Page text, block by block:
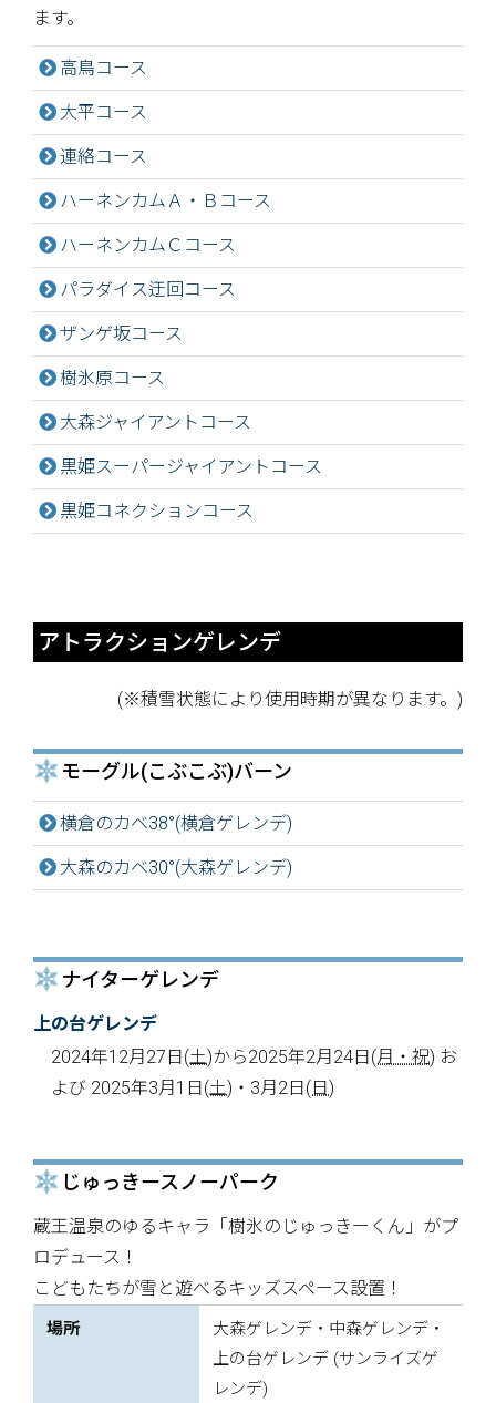
ます。
高鳥コース
大平コース
連絡コース
ハーネンカムＡ・Ｂコース
ハーネンカムＣコース
パラダイス迂回コース
ザンゲ坂コース
樹氷原コース
大森ジャイアントコース
黒姫スーパージャイアントコース
黒姫コネクションコース
アトラクションゲレンデ
(※積雪状態により使用時期が異なります。)
モーグル(こぶこぶ)バーン
横倉のカベ38°(横倉ゲレンデ)
大森のカベ30°(大森ゲレンデ)
ナイターゲレンデ
上の台ゲレンデ
2024年12月27日 (土)から2025年2月24日 (月・祝) お
よび 2025年3月1日 (土) ・3月2日 (日)
じゅっきースノーパーク
蔵王温泉のゆるキャラ「樹氷のじゅっきーくん」がプ
ロデュース！
こどもたちが雪と遊べるキッズスペース設置！
場所
大森ゲレンデ・中森ゲレンデ・
上の台ゲレンデ (サンライズゲ
レンデ)